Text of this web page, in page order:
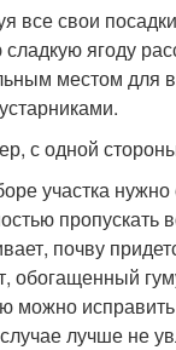
все свои
сладкую ягоду
местом для
с одной
участка
пропускать
почву
обогащенный
можно
лучше не